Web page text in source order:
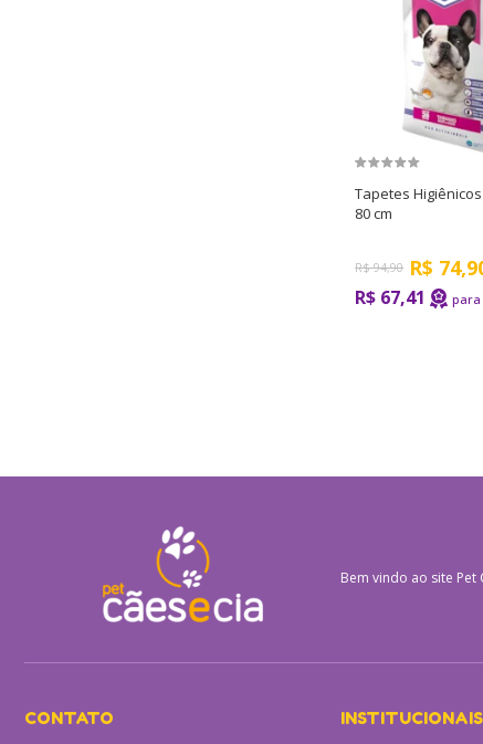
Tapetes
80 cm
R$ 94,90 R$
R$ 67,41
Bem vindo ao site Pet
CONTATO INSTITUCIONAIS